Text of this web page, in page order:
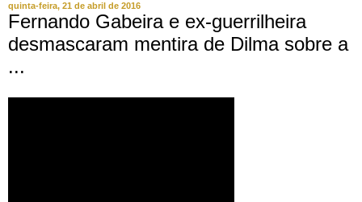
quinta-feira, 21 de abril de 2016
Fernando Gabeira e ex-guerrilheira
desmascaram mentira de Dilma sobre a
...